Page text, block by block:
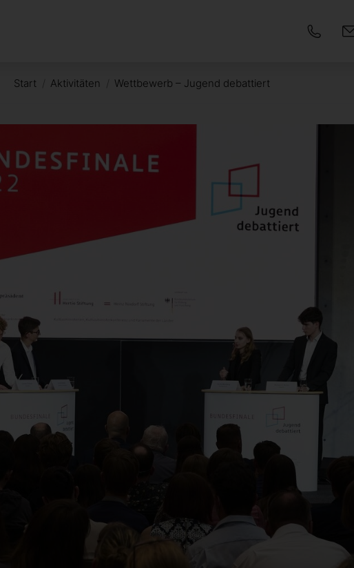
Sie befinden sich hier:
Start Aktivitäten Wettbewerb – Jugend debattiert